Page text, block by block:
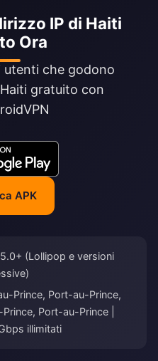
IP di Haiti
Ora
utenti che godono
gratuito con
APK
(Lollipop e versioni
Prince, Port-au-Prince,
Port-au-Prince |
illimitati